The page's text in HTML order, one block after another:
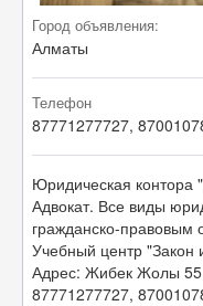
Город объявления:
Алматы
Телефон
87771277727,
Юридическая контора
Адвокат. Все виды
гражданско-правовым
Учебный центр "Закон
Адрес: Жибек Жолы
87771277727,